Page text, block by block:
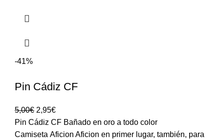
-41%
Pin Cádiz CF
5,00€ 2,95€
Pin Cádiz CF Bañado en oro a todo color
Camiseta Aficion Aficion en primer lugar, también, para